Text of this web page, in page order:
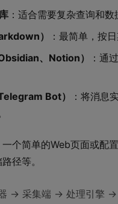
：适合需要复杂查询和
）
：最简单，按
、Notion）
：通
Bot）
：将消息
一个简单的Web页面或配
径等。
-> 采集端 -> 处理引擎 -